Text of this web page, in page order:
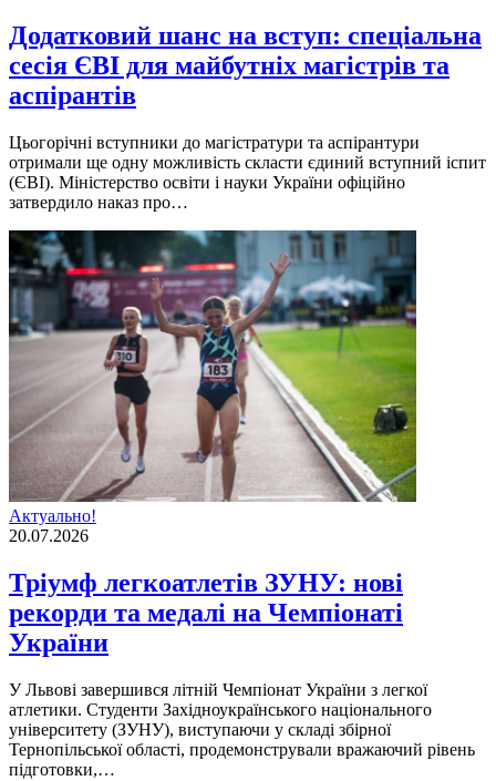
Додатковий шанс на вступ: спеціальна
сесія ЄВІ для майбутніх магістрів та
аспірантів
Цьогорічні вступники до магістратури та аспірантури
отримали ще одну можливість скласти єдиний вступний іспит
(ЄВІ). Міністерство освіти і науки України офіційно
затвердило наказ про…
Актуально!
20.07.2026
Тріумф легкоатлетів ЗУНУ: нові
рекорди та медалі на Чемпіонаті
України
У Львові завершився літній Чемпіонат України з легкої
атлетики. Студенти Західноукраїнського національного
університету (ЗУНУ), виступаючи у складі збірної
Тернопільської області, продемонстрували вражаючий рівень
підготовки,…